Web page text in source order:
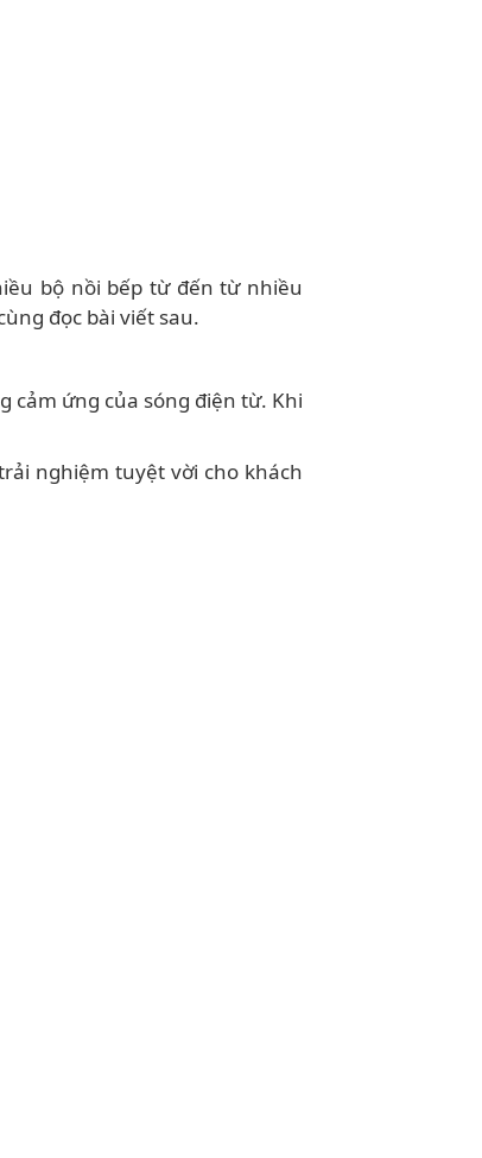
bộ nồi bếp từ đến từ nhiều
đọc bài viết sau.
cảm ứng của sóng điện từ. Khi
nghiệm tuyệt vời cho khách